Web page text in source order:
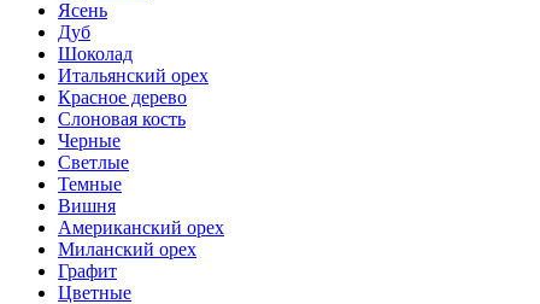
Ясень
Дуб
Шоколад
Итальянский орех
Красное дерево
Слоновая кость
Черные
Светлые
Темные
Вишня
Американский орех
Миланский орех
Графит
Цветные